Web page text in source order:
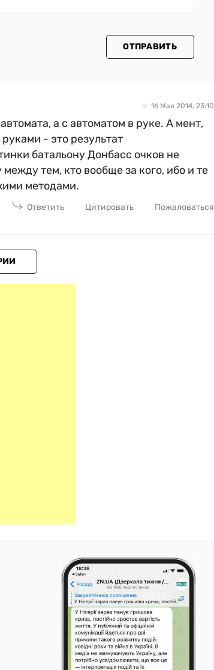
ОТПРАВИТЬ
16 Мая 2014, 23:10
а с автоматом в руке. А мент,
- это результат
батальону Донбасс очков не
тем, кто вообще за кого, ибо и те
методами.
Ответить Цитировать Пожаловаться